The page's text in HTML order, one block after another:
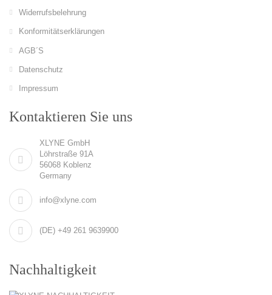
Widerrufsbelehrung
Konformitätserklärungen
AGB´S
Datenschutz
Impressum
Kontaktieren Sie uns
XLYNE GmbH
Löhrstraße 91A
56068 Koblenz
Germany
info@xlyne.com
(DE) +49 261 9639900
Nachhaltigkeit